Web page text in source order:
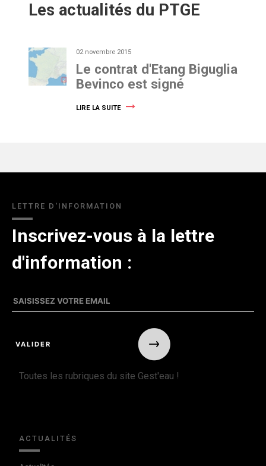
Les actualités du PTGE
02 novembre 2015
Le contrat d'Etang Biguglia
Bevinco est signé
LIRE LA SUITE
LETTRE D'INFORMATION
Inscrivez-vous à la lettre
d'information :
Toutes les rubriques du site Gest'eau !
ACTUALITÉS